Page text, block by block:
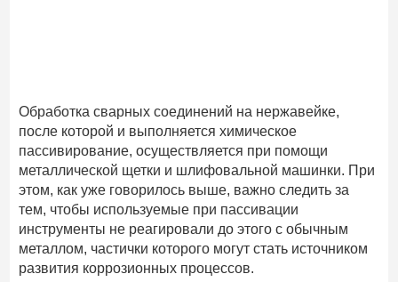
Обработка сварных соединений на нержавейке,
после которой и выполняется химическое
пассивирование, осуществляется при помощи
металлической щетки и шлифовальной машинки. При
этом, как уже говорилось выше, важно следить за
тем, чтобы используемые при пассивации
инструменты не реагировали до этого с обычным
металлом, частички которого могут стать источником
развития коррозионных процессов.